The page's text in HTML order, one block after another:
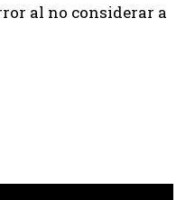
al no considerar a